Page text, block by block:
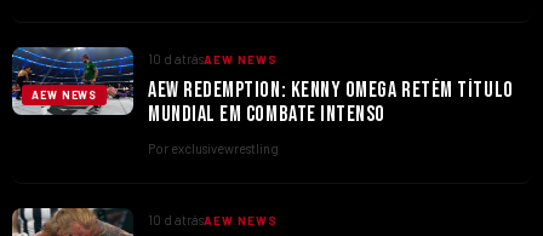
AEW NEWS
10 d atrásAEW NEWS
AEW REDEMPTION: KENNY OMEGA RETÉM TÍTULO
MUNDIAL EM COMBATE INTENSO
Por exclusivewrestling
10 d atrásAEW NEWS